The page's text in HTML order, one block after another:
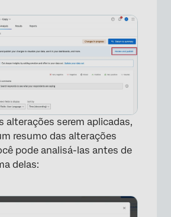
alterações serem aplicadas,
resumo das alterações
pode analisá-las antes de
delas: